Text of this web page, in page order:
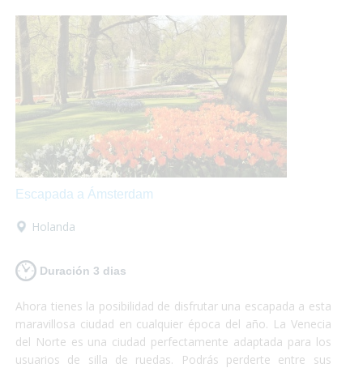
experiencia diferente!
Escapada a Ámsterdam
Holanda
Duración 3 dias
Ahora tienes la posibilidad de disfrutar una escapada a esta
maravillosa ciudad en cualquier época del año. La Venecia
del Norte es una ciudad perfectamente adaptada para los
usuarios de silla de ruedas. Podrás perderte entre sus